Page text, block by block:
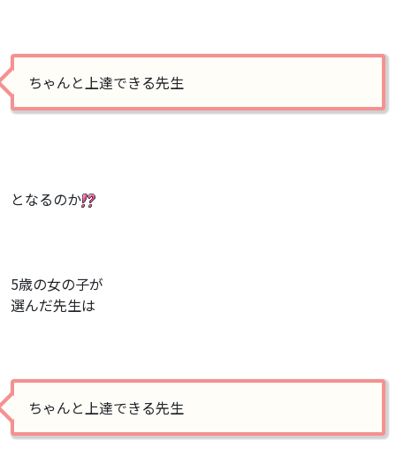
ちゃんと上達できる先生
となるのか
5歳の女の子が
選んだ先生は
ちゃんと上達できる先生